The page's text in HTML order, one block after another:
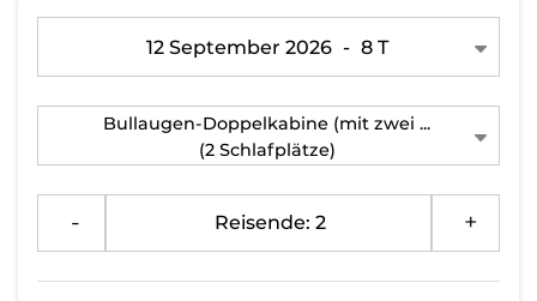
12 September 2026 - 8 T
Bullaugen-Doppelkabine (mit zwei ...
(2 Schlafplätze)
Reisende: 2